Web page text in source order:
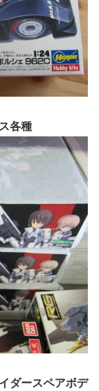
各種
ダースペアボデ